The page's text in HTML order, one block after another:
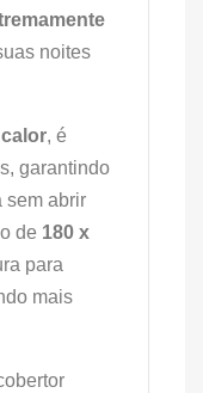
noites
, é
garantindo
sem abrir
de 180 x
para
mais